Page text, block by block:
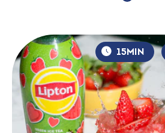
15MIN